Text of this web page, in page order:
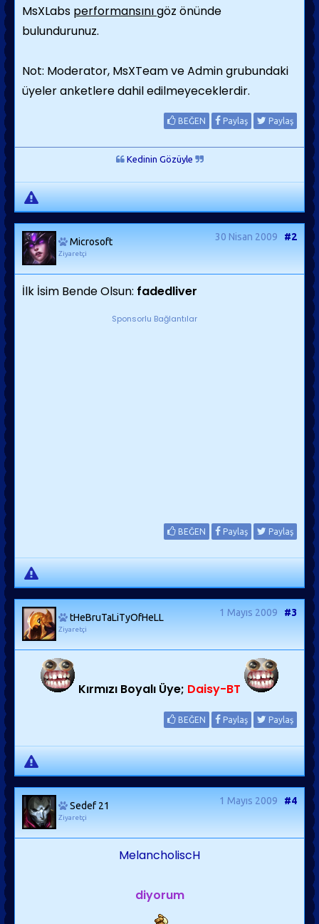
MsXLabs performansınıgöz önünde
bulundurunuz.
Not: Moderator, MsXTeam ve Admin grubundaki
üyeler anketlere dahil edilmeyeceklerdir.
BEĞEN Paylaş Paylaş
Kedinin Gözüyle
Microsoft
Ziyaretçi
30 Nisan 2009 #2
İlk İsim Bende Olsun: fadedliver
Sponsorlu Bağlantılar
BEĞEN Paylaş Paylaş
tHeBruTaLiTyOfHeLL
Ziyaretçi
1 Mayıs 2009 #3
Kırmızı Boyalı Üye; Daisy-BT
BEĞEN Paylaş Paylaş
Sedef 21
Ziyaretçi
1 Mayıs 2009 #4
MelancholiscH
diyorum